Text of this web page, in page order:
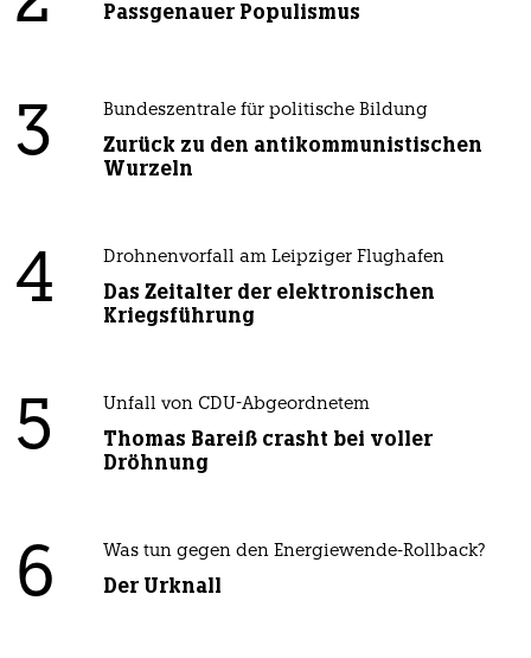
Passgenauer Populismus
3 Bundeszentrale für politische Bildung
Zurück zu den antikommunistischen
Wurzeln
4 Drohnenvorfall am Leipziger Flughafen
Das Zeitalter der elektronischen
Kriegsführung
5 Unfall von CDU-Abgeordnetem
Thomas Bareiß crasht bei voller
Dröhnung
6 Was tun gegen den Energiewende-Rollback?
Der Urknall